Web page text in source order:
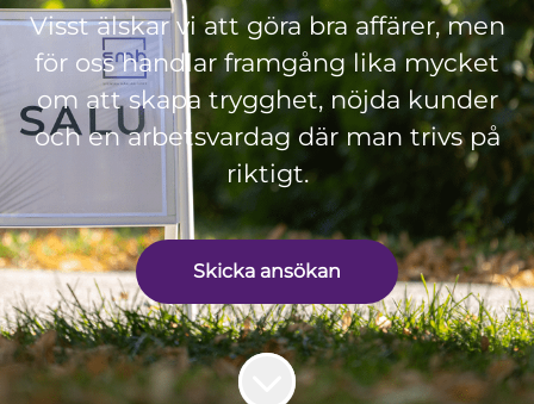
Visst älskar vi att göra bra affärer, men
för oss handlar framgång lika mycket
om att skapa trygghet, nöjda kunder
och en arbetsvardag där man trivs på
riktigt.
Skicka ansökan